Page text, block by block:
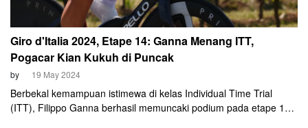
Giro d'Italia 2024, Etape 14: Ganna Menang ITT,
Pogacar Kian Kukuh di Puncak
by 19 May 2024
Berbekal kemampuan istimewa di kelas Individual Time Trial
(ITT), Filippo Ganna berhasil memuncaki podium pada etape 14